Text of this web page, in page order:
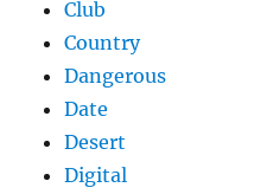
Club
Country
Dangerous
Date
Desert
Digital